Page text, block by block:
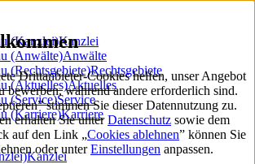
(Kanzlei)Kanzlei
(Anwälte)Anwälte
(Rechtsgebiete)Rechtsgebiete
(Aktuelles)Aktuelles
(Service)Service
(Karriere)Karriere
Kanzlei
Drittanbieter-Cookies helfen, unser Angebot
bewerben, während andere erforderlich sind.
stimmen Sie dieser Datennutzung zu.
erhalten Sie unterDatenschutz sowie dem
auf den Link „Cookies ablehnen” können Sie
oder unterEinstellungen anpassen.